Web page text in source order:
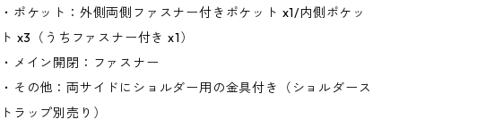
・ポケット：外側両側ファスナー付きポケット x1/内側ポケッ
ト x3（うちファスナー付き x1）
・メイン開閉：ファスナー
・その他：両サイドにショルダー用の金具付き（ショルダース
トラップ別売り）